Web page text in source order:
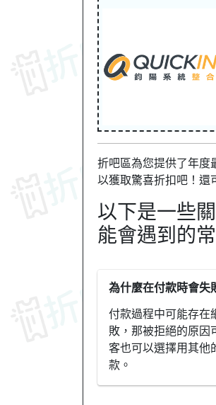
折吧區為您提供了年度
以獲取驚喜折扣吧！還
以下是一些
能會遇到的
為什麼在付款時會失
付款過程中可能存在
敗，那被拒絕的原因
客也可以選擇用其他
款。